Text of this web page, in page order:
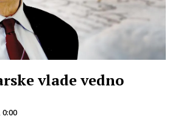
vlade vedno
0:00